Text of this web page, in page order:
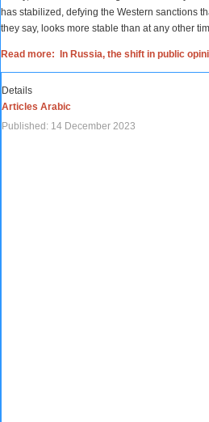
has stabilized, defying the Western sanctions
they say, looks more stable than at any other
Read more: In Russia, the shift in public
Details
Articles Arabic
Published: 14 December 2023